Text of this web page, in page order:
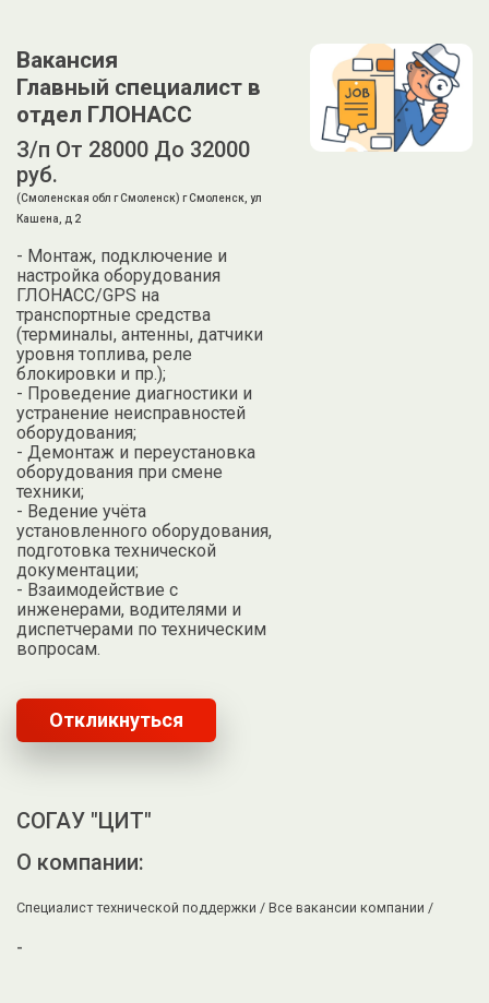
Вакансия
Главный специалист в
отдел ГЛОНАСС
З/п От 28000 До 32000
руб.
(Смоленская обл г Смоленск) г Смоленск, ул
Кашена, д 2
- Монтаж, подключение и
настройка оборудования
ГЛОНАСС/GPS на
транспортные средства
(терминалы, антенны, датчики
уровня топлива, реле
блокировки и пр.);
- Проведение диагностики и
устранение неисправностей
оборудования;
- Демонтаж и переустановка
оборудования при смене
техники;
- Ведение учёта
установленного оборудования,
подготовка технической
документации;
- Взаимодействие с
инженерами, водителями и
диспетчерами по техническим
вопросам.
Откликнуться
СОГАУ "ЦИТ"
О компании:
Специалист технической поддержки / Все вакансии компании /
-